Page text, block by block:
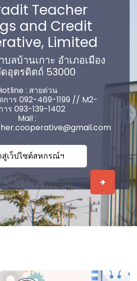
Next
Teacher
and Credit
Limited
ลบ้านเกาะ อำเภอเมือง
อุตรดิตถ์ 53000
: สายด่วน
การ 092-469-1199 // M2-
าร 093-139-1402
Mail :
สู่เว็ปไซต์สหกรณ์ฯ